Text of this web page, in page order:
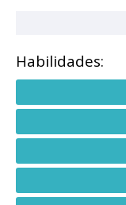
Habilidades: